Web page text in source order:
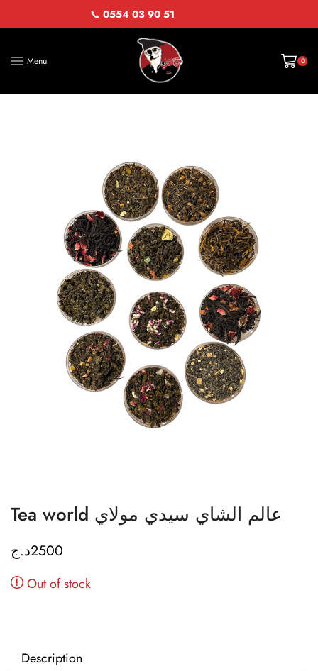
📞 0554 03 90 51
Menu 0
Tea world عالم الشاي سيدي مولاي
2500د.ج
Out of stock
Description